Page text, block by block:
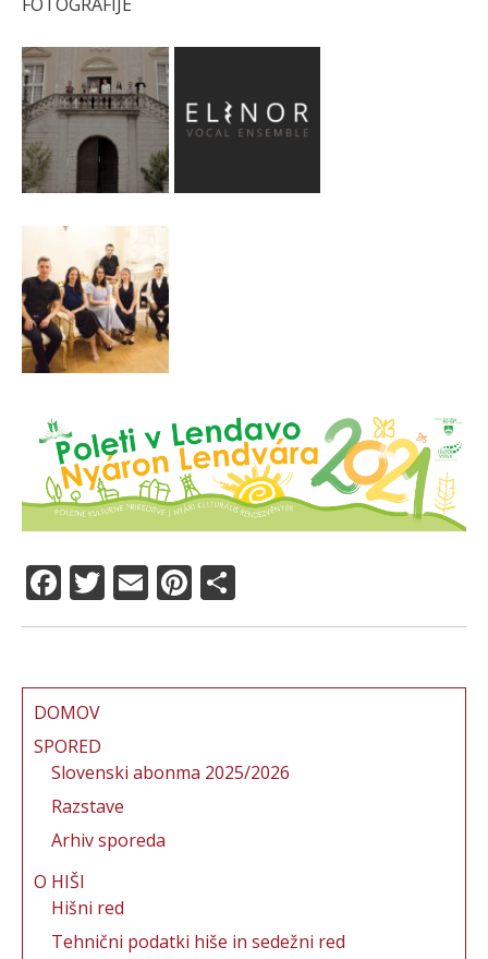
F
a
e
b
o
o
k
T
w
te
E
m
l
Pi
n
re
h
re
DOMOV
SPORED
Slovenski abonma 2025/2026
Razstave
Arhiv sporeda
O HIŠI
Hišni red
Tehnični podatki hiše in sedežni red